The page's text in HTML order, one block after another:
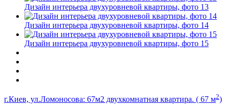
Дизайн интерьера двухуровневой квартиры, фото 13
Дизайн интерьера двухуровневой квартиры, фото 14
Дизайн интерьера двухуровневой квартиры, фото 15
г.Киев, ул.Ломоносова: 67м2 двухкомнатная квартира. ( 67 м2)